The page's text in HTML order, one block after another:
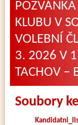
KLUBU V
VOLEBNÍ
3. 2026 V
TACHOV –
Soubory